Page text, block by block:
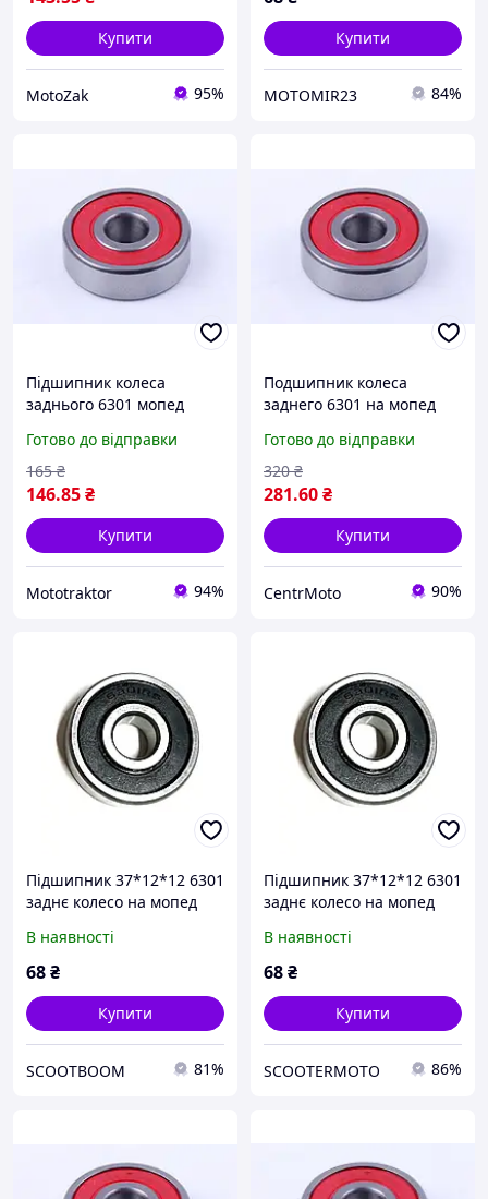
Купити
MotoZak 95%
Купити
MOTOMIR23 84%
Підшипник колеса
заднього 6301 мопед
Готово до відправки
146.85₴
165 ₴
Купити
Mototraktor 94%
Подшипник колеса
заднего 6301 на мопед
Готово до відправки
281.60₴
320 ₴
Купити
CentrMoto 90%
Підшипник 37*12*12 6301
заднє колесо на мопед
В наявності
68₴
Купити
SCOOTBOOM 81%
Підшипник 37*12*12 6301
заднє колесо на мопед
В наявності
68₴
Купити
SCOOTERMOTO 86%